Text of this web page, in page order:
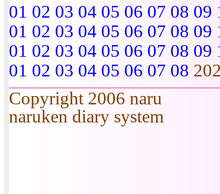
01 02 03 04 05 06 07 08 09
01 02 03 04 05 06 07 08 09
01 02 03 04 05 06 07 08 09
01 02 03 04 05 06 07 08
Copyright 2006 naru
naruken diary system